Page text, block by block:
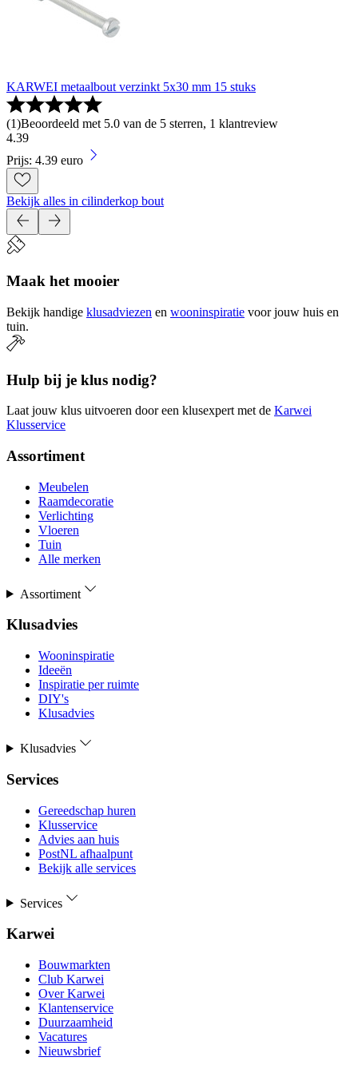
KARWEI metaalbout verzinkt 5x30 mm 15 stuks
(1)Beoordeeld met 5.0 van de 5 sterren, 1 klantreview
4.39
Prijs: 4.39 euro
Bekijk alles in cilinderkop bout
Maak het mooier
Bekijk handige klusadviezen en wooninspiratie voor jouw huis en
tuin.
Hulp bij je klus nodig?
Laat jouw klus uitvoeren door een klusexpert met de Karwei
Klusservice
Assortiment
Meubelen
Raamdecoratie
Verlichting
Vloeren
Tuin
Alle merken
Assortiment
Klusadvies
Wooninspiratie
Ideeën
Inspiratie per ruimte
DIY's
Klusadvies
Klusadvies
Services
Gereedschap huren
Klusservice
Advies aan huis
PostNL afhaalpunt
Bekijk alle services
Services
Karwei
Bouwmarkten
Club Karwei
Over Karwei
Klantenservice
Duurzaamheid
Vacatures
Nieuwsbrief